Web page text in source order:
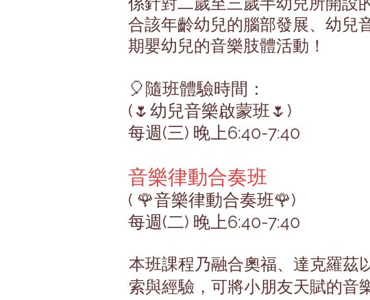
合該年齡幼兒的腦部發展、幼兒
期嬰幼兒的音樂肢體活動！
🎈隨班體驗時間：
(🌷幼兒音樂啟蒙班🌷)
每週(三) 晚上6:40-7:40
音樂律動合奏班
( 🌹音樂律動合奏班🌹)
每週(二) 晚上6:40-7:40
本班課程乃融合奧福、達克羅茲
索與經驗，可將小朋友天賦的音